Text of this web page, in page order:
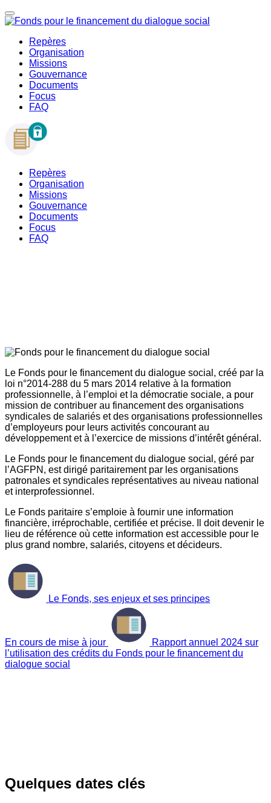
Repères
Organisation
Missions
Gouvernance
Documents
Focus
FAQ
Repères
Organisation
Missions
Gouvernance
Documents
Focus
FAQ
Le Fonds pour le financement du dialogue social, créé par la
loi n°2014-288 du 5 mars 2014 relative à la formation
professionnelle, à l’emploi et la démocratie sociale, a pour
mission de contribuer au financement des organisations
syndicales de salariés et des organisations professionnelles
d’employeurs pour leurs activités concourant au
développement et à l’exercice de missions d’intérêt général.
Le Fonds pour le financement du dialogue social, géré par
l’AGFPN, est dirigé paritairement par les organisations
patronales et syndicales représentatives au niveau national
et interprofessionnel.
Le Fonds paritaire s’emploie à fournir une information
financière, irréprochable, certifiée et précise. Il doit devenir le
lieu de référence où cette information est accessible pour le
plus grand nombre, salariés, citoyens et décideurs.
Le Fonds, ses enjeux et ses principes
En cours de mise à jour
Rapport annuel 2024 sur
l’utilisation des crédits du Fonds pour le financement du
dialogue social
Quelques dates clés